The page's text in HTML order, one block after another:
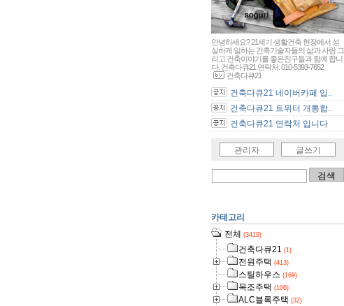
안녕하세요? 21세기 생활건축 현장에서 성
실하게 일하는 건축기술자들의 삶과 사랑 그
리고 건축이야기를 좋은친구들과 함께 합니
다. 건축다큐21 연락처: 010-5393-7652
건축다큐21
건축다큐21 네이버카페 입..
건축다큐21 트위터 개통합..
건축다큐21 연락처 입니다
관리자 글쓰기
카테고리
전체 (3419)
건축다큐21 (1)
전원주택 (413)
스틸하우스 (169)
목조주택 (106)
ALC블록주택 (32)